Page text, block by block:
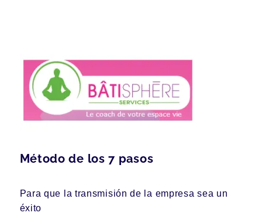
Método de los 7 pasos
Para que la transmisión de la empresa sea un
éxito